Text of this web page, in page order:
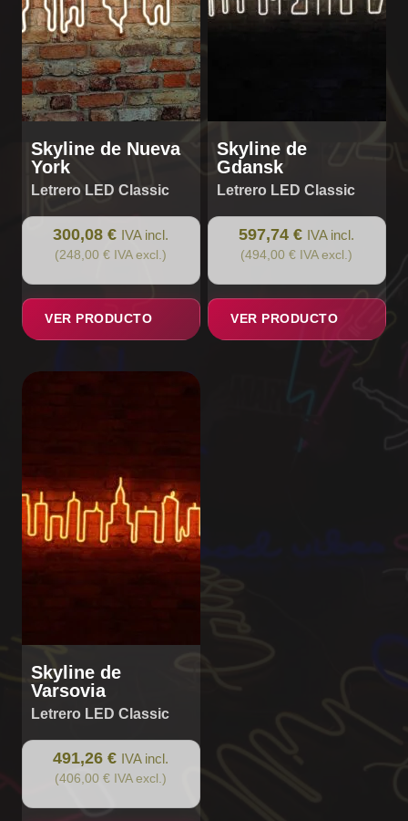
Skyline de Nueva
York
Letrero LED Classic
300,08 € IVA incl.
(248,00 € IVA excl.)
VER PRODUCTO
Skyline de
Gdansk
Letrero LED Classic
597,74 € IVA incl.
(494,00 € IVA excl.)
VER PRODUCTO
Skyline de
Varsovia
Letrero LED Classic
491,26 € IVA incl.
(406,00 € IVA excl.)